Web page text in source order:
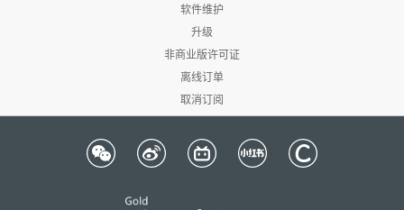
软件维护
升级
非商业版许可证
离线订单
取消订阅